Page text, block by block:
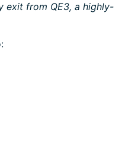
exit from QE3, a highly-